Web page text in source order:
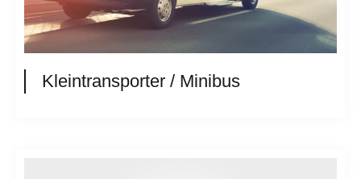
Kleintransporter / Minibus